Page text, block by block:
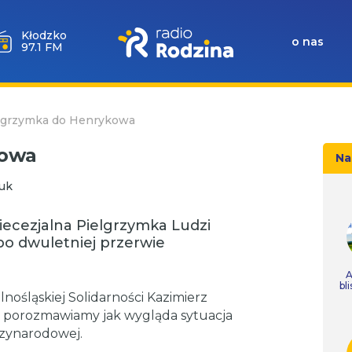
Wołów
99.6 FM
o nas
do Henrykowa
Pielgrzymka Ludzi
dwuletniej przerwie
Solidarności Kazimierz
jak wygląda sytuacja